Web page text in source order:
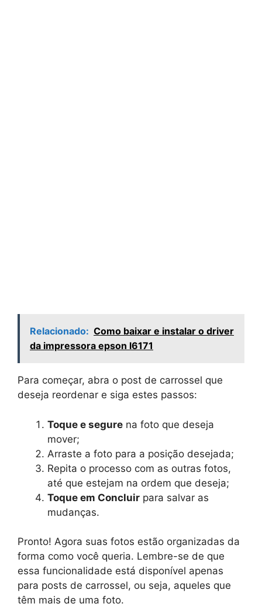
Relacionado: Como baixar e instalar o driver
da impressora epson l6171
Para começar, abra o post de carrossel que
deseja reordenar e siga estes passos:
Toque e segure na foto que deseja
mover;
Arraste a foto para a posição desejada;
Repita o processo com as outras fotos,
até que estejam na ordem que deseja;
Toque em Concluir para salvar as
mudanças.
Pronto! Agora suas fotos estão organizadas da
forma como você queria. Lembre-se de que
essa funcionalidade está disponível apenas
para posts de carrossel, ou seja, aqueles que
têm mais de uma foto.